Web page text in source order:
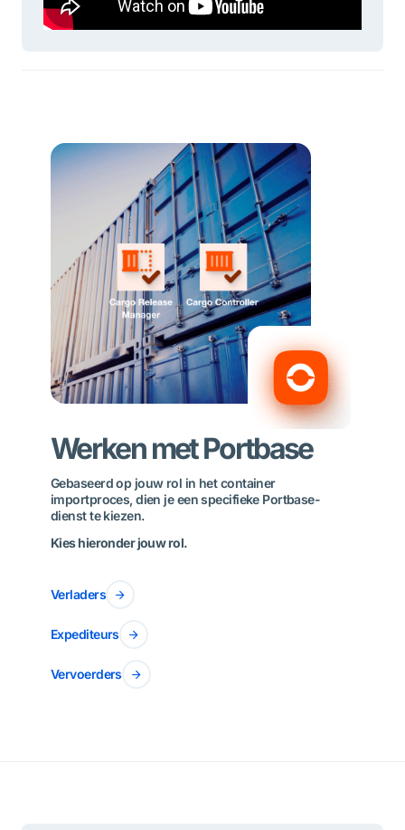
Werken met Portbase
Gebaseerd op jouw rol in het container
importproces, dien je een specifieke Portbase-
dienst te kiezen.
Kies hieronder jouw rol.
Verladers
Expediteurs
Vervoerders